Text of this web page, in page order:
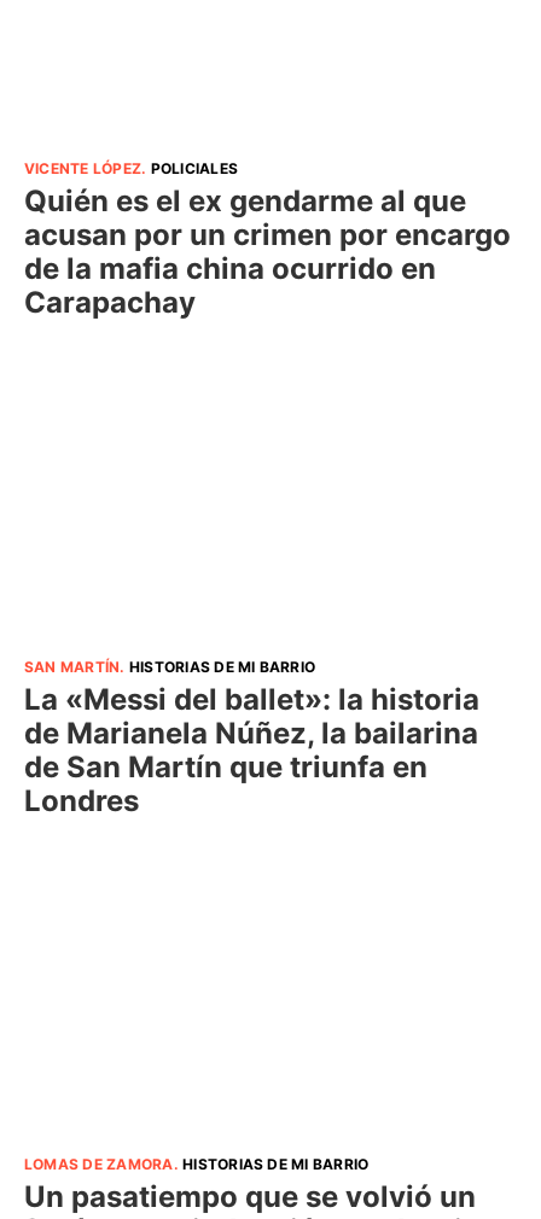
VICENTE LÓPEZ. POLICIALES
Quién es el ex gendarme al que
acusan por un crimen por encargo
de la mafia china ocurrido en
Carapachay
SAN MARTÍN. HISTORIAS DE MI BARRIO
La «Messi del ballet»: la historia
de Marianela Núñez, la bailarina
de San Martín que triunfa en
Londres
LOMAS DE ZAMORA.HISTORIAS DE MI BARRIO
Un pasatiempo que se volvió un